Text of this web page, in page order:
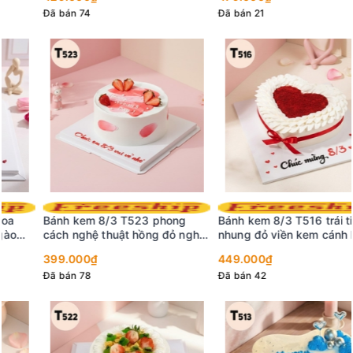
Đã bán 74
Bánh kem 8/3 T523 phong
cách nghệ thuật hồng đỏ nghệ
399.000₫
Đã bán 78
Đã bán 21
Bánh kem 8/3 T516 trái tim
nhung đỏ viền kem cánh hoa
449.000₫
Đã bán 42